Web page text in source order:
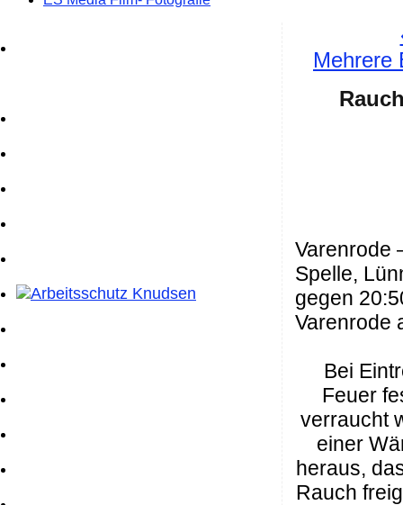
Mehrere
Varenrode
Spelle,
gegen
Varenrode
Bei
Feuer
verraucht
einer
heraus,
Rauch